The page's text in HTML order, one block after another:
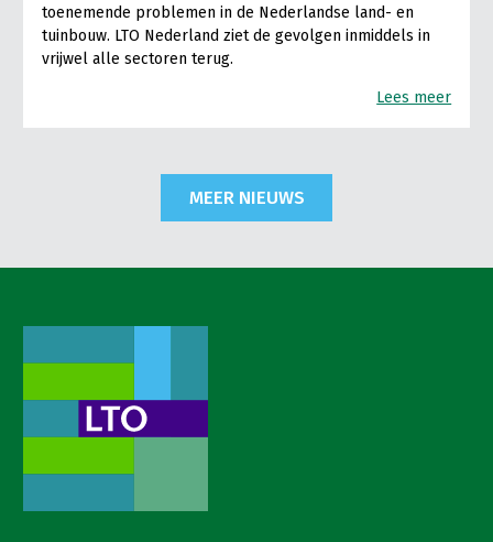
toenemende problemen in de Nederlandse land- en
tuinbouw. LTO Nederland ziet de gevolgen inmiddels in
vrijwel alle sectoren terug.
Lees meer
MEER NIEUWS